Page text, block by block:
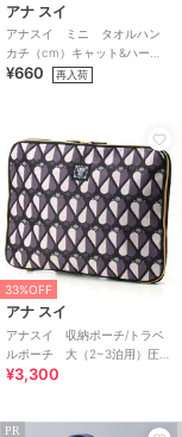
アナ スイ
アナスイ ミニ タオルハン
カチ（cm）キャット&ハー
ト 【ANNA SUI】
¥660 再入荷
33%OFF
アナ スイ
アナスイ 収納ポーチ/トラベ
ルポーチ 大（2~3泊用）圧縮
ファスナー付 シックハート
¥3,300
PR